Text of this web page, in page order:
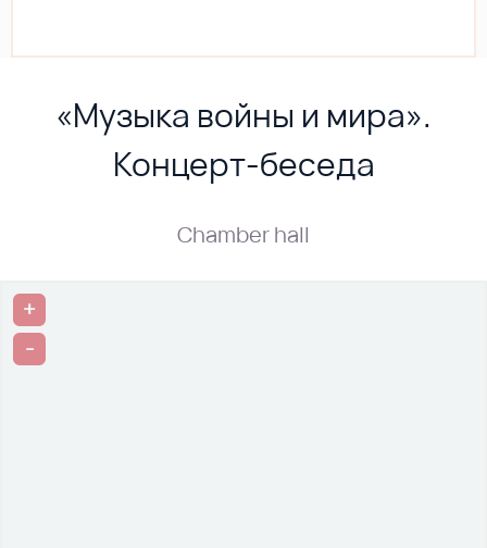
«Музыка войны и мира».
Концерт-беседа
Chamber hall
+
-